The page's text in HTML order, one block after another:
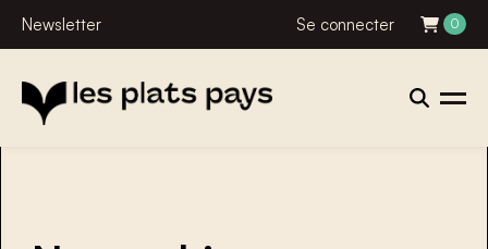
Newsletter Se connecter 0